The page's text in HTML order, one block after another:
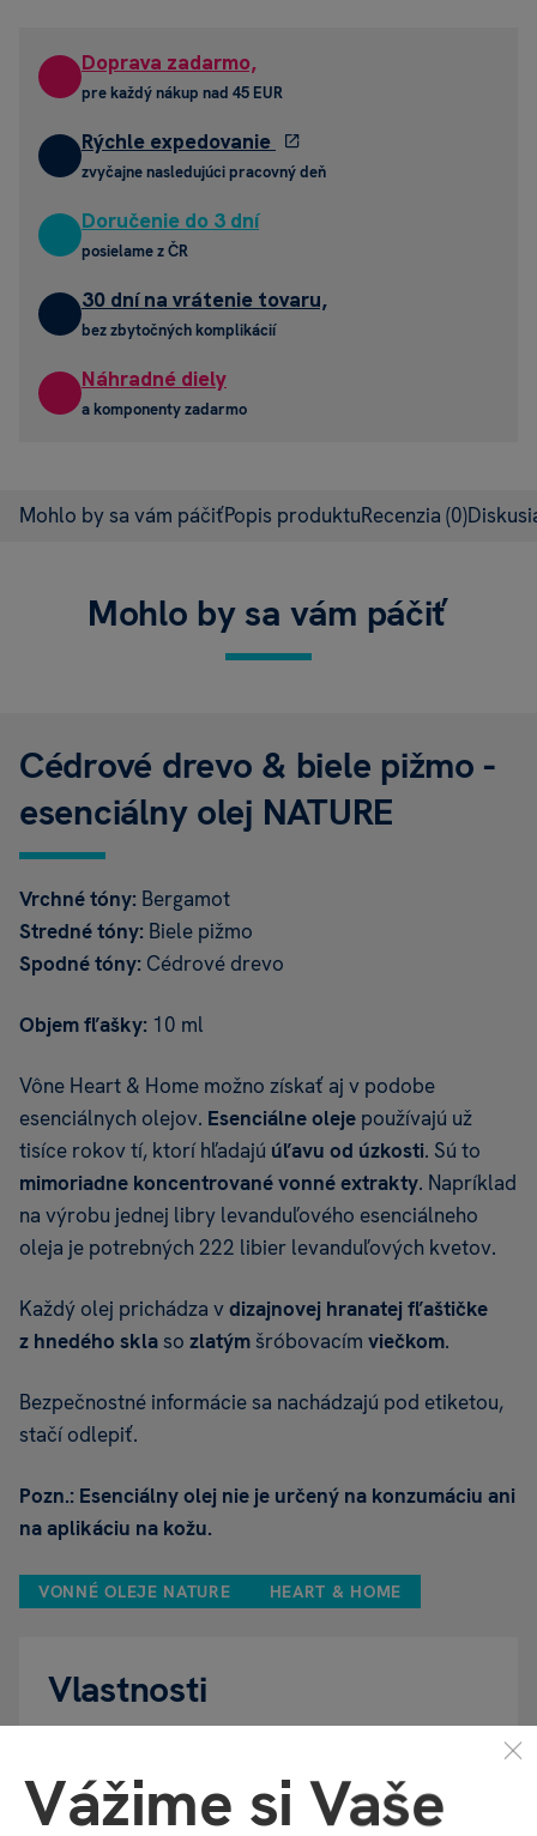
Doprava zadarmo,
pre každý nákup nad 45 EUR
Rýchle expedovanie
zvyčajne nasledujúci pracovný deň
Doručenie do 3 dní
posielame z ČR
30 dní na vrátenie tovaru,
bez zbytočných komplikácií
Náhradné diely
a komponenty zadarmo
Mohlo by sa vám páčiťPopis produktuRecenzia (0)
Mohlo by sa vám páčiť
Cédrové drevo & biele pižmo -
esenciálny olej NATURE
Vrchné tóny: Bergamot
Stredné tóny: Biele pižmo
Spodné tóny: Cédrové drevo
Objem fľašky: 10 ml
Vône Heart & Home možno získať aj v podobe
esenciálnych olejov. Esenciálne oleje používajú už
tisíce rokov tí, ktorí hľadajú úľavu od úzkosti. Sú to
mimoriadne koncentrované vonné extrakty. Napríklad
na výrobu jednej libry levanduľového esenciálneho
oleja je potrebných 222 libier levanduľových kvetov.
Každý olej prichádza vdizajnovej hranatej fľaštičke
z hnedého skla so zlatým šróbovacím viečkom.
Bezpečnostné informácie sa nachádzajú pod etiketou,
stačí odlepiť.
Pozn.: Esenciálny olej nie je určený na konzumáciu ani
na aplikáciu na kožu.
VONNÉ OLEJE NATURE HEART & HOME
Vlastnosti
Kód produktu
Vážime si Vaše